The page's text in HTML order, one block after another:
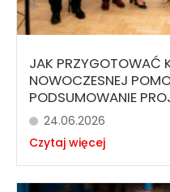
JAK PRZYGOTOWAĆ
NOWOCZESNEJ
PODSUMOWANIE
24.06.2026
Czytaj więcej